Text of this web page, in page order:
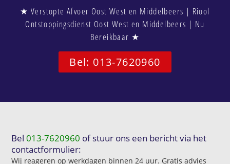
★ Verstopte Afvoer Oost West en Middelbeers | Riool
Ontstoppingsdienst Oost West en Middelbeers | Nu
Bereikbaar ★
Bel: 013-7620960
Bel013-7620960 of stuur ons een bericht via het
contactformulier:
Wij reageren op werkdagen binnen 24 uur. Gratis advies